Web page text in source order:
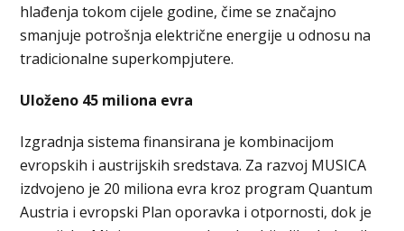
hlađenja tokom cijele godine, čime se značajno
smanjuje potrošnja električne energije u odnosu na
tradicionalne superkompjutere.
Uloženo 45 miliona evra
Izgradnja sistema finansirana je kombinacijom
evropskih i austrijskih sredstava. Za razvoj MUSICA
izdvojeno je 20 miliona evra kroz program Quantum
Austria i evropski Plan oporavka i otpornosti, dok je